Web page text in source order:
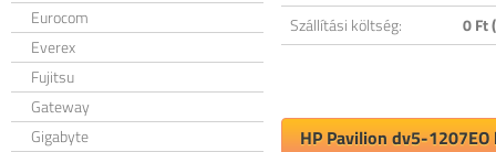
Eurocom
Everex
Fujitsu
Gateway
Gigabyte
Szállítási költség:
0 Ft
HP Pavilion dv5-